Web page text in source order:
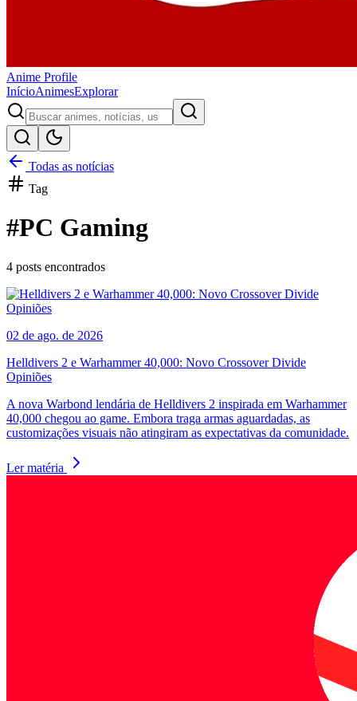
Anime Profile
InícioAnimesExplorar
Todas as notícias
Tag
#PC Gaming
4 posts encontrados
02 de ago. de 2026
Helldivers 2 e Warhammer 40,000: Novo Crossover Divide
Opiniões
A nova Warbond lendária de Helldivers 2 inspirada em Warhammer
40,000 chegou ao game. Embora traga armas aguardadas, as
customizações visuais não atingiram as expectativas da comunidade.
Ler matéria